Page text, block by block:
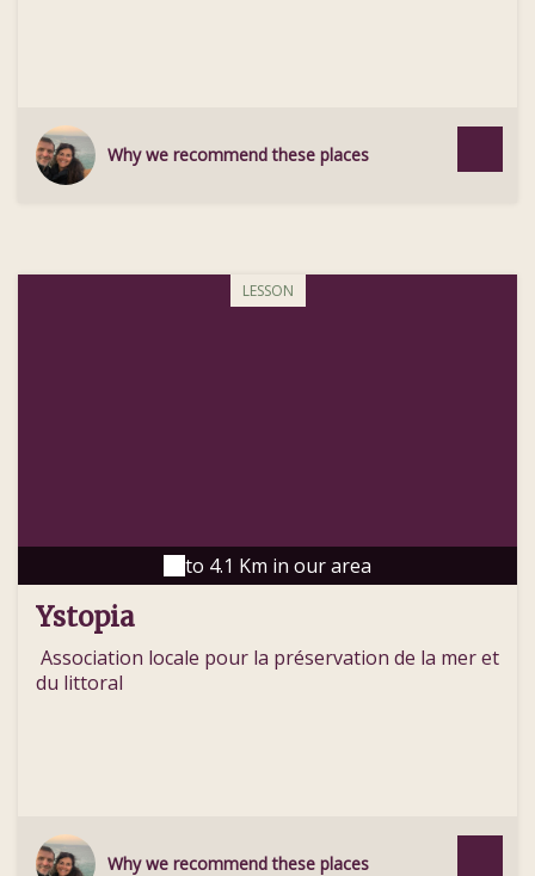
Why we recommend these places
LESSON
to 4.1 Km in our area
Ystopia
Association locale pour la préservation de la mer et
du littoral
Why we recommend these places